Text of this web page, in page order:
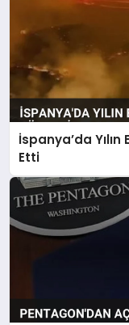
İspanya’da Yılın
Etti